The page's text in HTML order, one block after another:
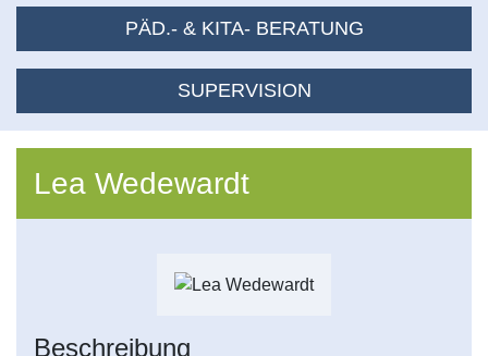
PÄD.- & KITA- BERATUNG
SUPERVISION
Lea Wedewardt
Beschreibung